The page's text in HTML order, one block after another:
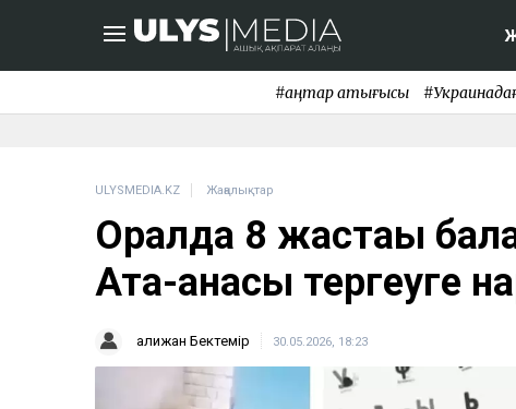
#қаңтар қақтығысы
ULYSMEDIA.KZ Жаңалықтар
Оралда 8 жастағы
Ата-анасы тергеуге
Қалижан Бектемір 30.05.2026, 18:23